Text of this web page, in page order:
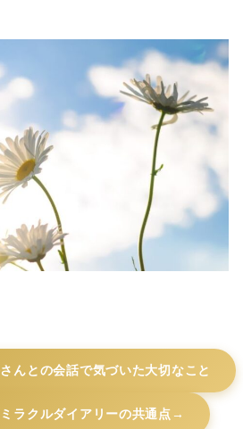
んとの会話で気づいた大切なこと
ラクルダイアリーの共通点